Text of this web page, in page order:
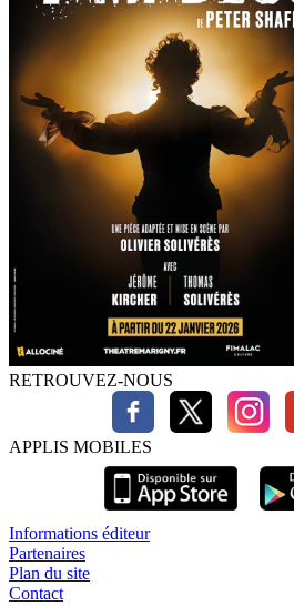
RETROUVEZ-NOUS
APPLIS MOBILES
Informations éditeur
Partenaires
Plan du site
Contact